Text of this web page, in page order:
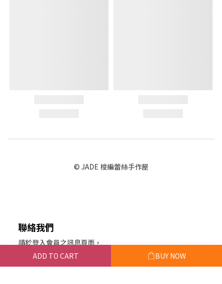
ADD TO CART BUY NOW
© JADE 梭編蕾絲手作屋
聯絡我們
請於登入會員之訊息頁面，
留下您的訊息聯絡我們。